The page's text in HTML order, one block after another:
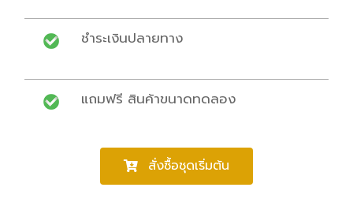
ชำระเงินปลายทาง
แถมฟรี สินค้าขนาดทดลอง
สั่งซื้อชุดเริ่มต้น